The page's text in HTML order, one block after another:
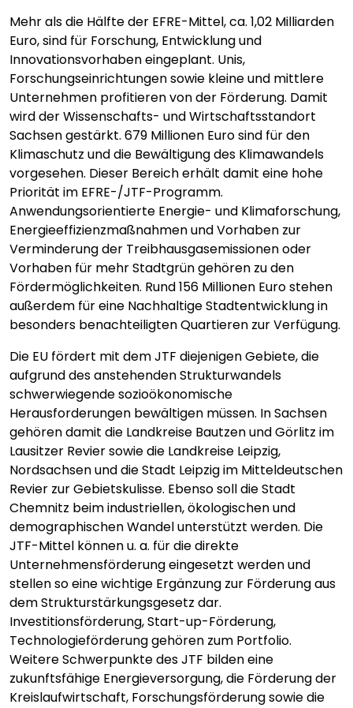
Mehr als die Hälfte der EFRE-Mittel, ca. 1,02 Milliarden
Euro, sind für Forschung, Entwicklung und
Innovationsvorhaben eingeplant. Unis,
Forschungseinrichtungen sowie kleine und mittlere
Unternehmen profitieren von der Förderung. Damit
wird der Wissenschafts- und Wirtschaftsstandort
Sachsen gestärkt. 679 Millionen Euro sind für den
Klimaschutz und die Bewältigung des Klimawandels
vorgesehen. Dieser Bereich erhält damit eine hohe
Priorität im EFRE-/JTF-Programm.
Anwendungsorientierte Energie- und Klimaforschung,
Energieeffizienzmaßnahmen und Vorhaben zur
Verminderung der Treibhausgasemissionen oder
Vorhaben für mehr Stadtgrün gehören zu den
Fördermöglichkeiten. Rund 156 Millionen Euro stehen
außerdem für eine Nachhaltige Stadtentwicklung in
besonders benachteiligten Quartieren zur Verfügung.
Die EU fördert mit dem JTF diejenigen Gebiete, die
aufgrund des anstehenden Strukturwandels
schwerwiegende sozioökonomische
Herausforderungen bewältigen müssen. In Sachsen
gehören damit die Landkreise Bautzen und Görlitz im
Lausitzer Revier sowie die Landkreise Leipzig,
Nordsachsen und die Stadt Leipzig im Mitteldeutschen
Revier zur Gebietskulisse. Ebenso soll die Stadt
Chemnitz beim industriellen, ökologischen und
demographischen Wandel unterstützt werden. Die
JTF-Mittel können u. a. für die direkte
Unternehmensförderung eingesetzt werden und
stellen so eine wichtige Ergänzung zur Förderung aus
dem Strukturstärkungsgesetz dar.
Investitionsförderung, Start-up-Förderung,
Technologieförderung gehören zum Portfolio.
Weitere Schwerpunkte des JTF bilden eine
zukunftsfähige Energieversorgung, die Förderung der
Kreislaufwirtschaft, Forschungsförderung sowie die